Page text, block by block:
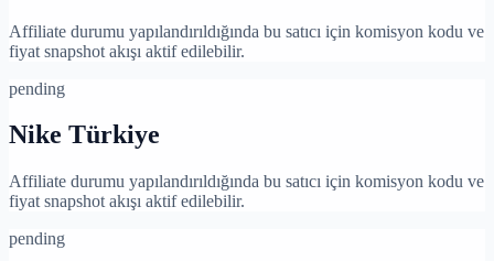
Affiliate durumu yapılandırıldığında bu satıcı için komisyon kodu ve
fiyat snapshot akışı aktif edilebilir.
pending
Nike Türkiye
Affiliate durumu yapılandırıldığında bu satıcı için komisyon kodu ve
fiyat snapshot akışı aktif edilebilir.
pending